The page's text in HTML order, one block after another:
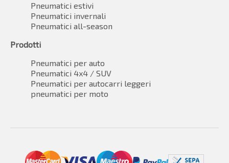
Pneumatici estivi
Pneumatici invernali
Pneumatici all-season
Prodotti
Pneumatici per auto
Pneumatici 4x4 / SUV
Pneumatici per autocarri leggeri
pneumatici per moto